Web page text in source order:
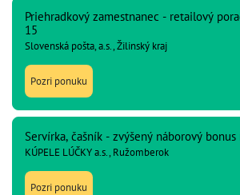
Priehradkový zamestnanec - retailový
15
Slovenská pošta, a.s., Žilinský kraj
Pozri ponuku
Servírka, čašník - zvýšený náborový
KÚPELE LÚČKY a.s., Ružomberok
Pozri ponuku